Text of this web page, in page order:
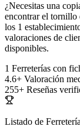
¿Necesitas una
encontrar el tornillo
los 1
valoraciones de
disponibles.
1 Ferreterías con
4.6+ Valoración
255+ Reseñas
Listado de